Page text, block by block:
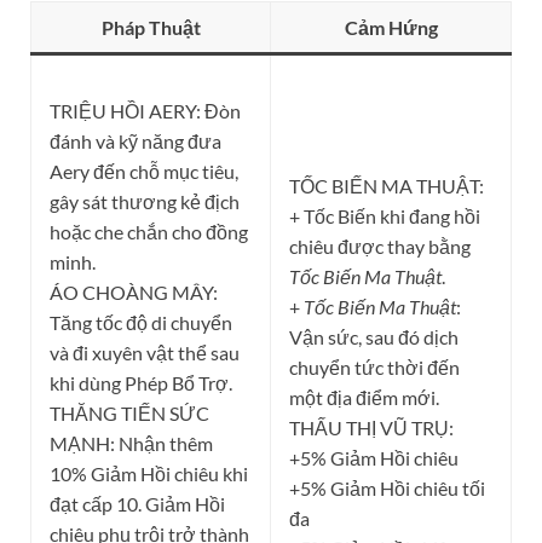
Pháp Thuật Cảm Hứng
TRIỆU HỒI AERY: Đòn
đánh và kỹ năng đưa
Aery đến chỗ mục tiêu,
gây sát thương kẻ địch
hoặc che chắn cho đồng
minh.
ÁO CHOÀNG MÂY:
Tăng tốc độ di chuyển
và đi xuyên vật thể sau
khi dùng Phép Bổ Trợ.
THĂNG TIẾN SỨC
MẠNH: Nhận thêm
10% Giảm Hồi chiêu khi
đạt cấp 10. Giảm Hồi
chiêu phụ trội trở thành
TỐC BIẾN MA THUẬT:
+ Tốc Biến khi đang hồi
chiêu được thay bằng
Tốc Biến Ma Thuật.
+ Tốc Biến Ma Thuật:
Vận sức, sau đó dịch
chuyển tức thời đến
một địa điểm mới.
THẤU THỊ VŨ TRỤ:
+5% Giảm Hồi chiêu
+5% Giảm Hồi chiêu tối
đa